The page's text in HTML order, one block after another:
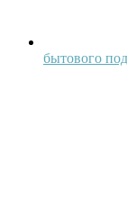
бытового